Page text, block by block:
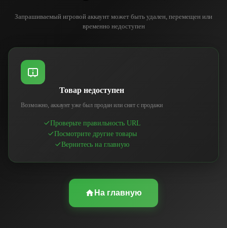
Запрашиваемый игровой аккаунт может быть удален, перемещен или
временно недоступен
Товар недоступен
Возможно, аккаунт уже был продан или снят с продажи
Проверьте правильность URL
Посмотрите другие товары
Вернитесь на главную
На главную